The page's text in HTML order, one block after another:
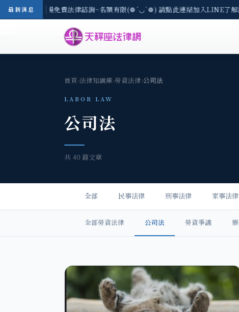
最新消息
3(一) 現場免費法律諮詢~名額有限(❁´◡`❁) 請點此連結加入LINE了解
首頁›法律知識庫›勞資法律›公司法
LABOR LAW
公司法
共 40 篇文章
全部 民事法律 刑事法律 家事法律
全部勞資法律 公司法 勞資爭議